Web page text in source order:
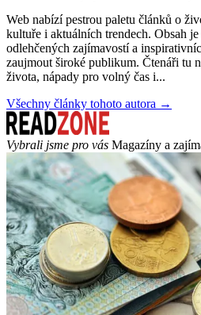
Web nabízí pestrou paletu článků o
kultuře i aktuálních trendech. Obsah
odlehčených zajímavostí a
zaujmout široké publikum. Čtenáři tu
života, nápady pro volný čas i...
Všechny články tohoto autora →
Vybrali jsme pro vás Magazíny a